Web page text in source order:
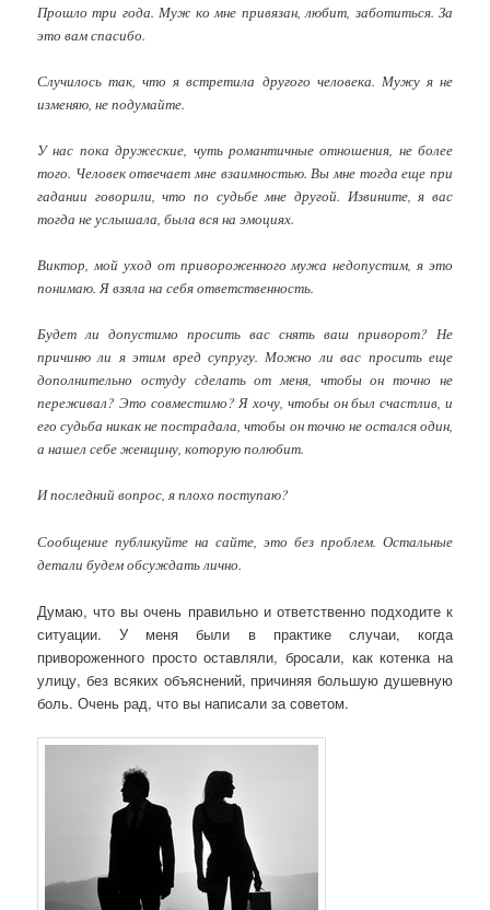
Прошло три года. Муж ко мне привязан, любит, заботиться. За
это вам спасибо.
Случилось так, что я встретила другого человека. Мужу я не
изменяю, не подумайте.
У нас пока дружеские, чуть романтичные отношения, не более
того. Человек отвечает мне взаимностью. Вы мне тогда еще при
гадании говорили, что по судьбе мне другой. Извините, я вас
тогда не услышала, была вся на эмоциях.
Виктор, мой уход от привороженного мужа недопустим, я это
понимаю. Я взяла на себя ответственность.
Будет ли допустимо просить вас снять ваш приворот? Не
причиню ли я этим вред супругу. Можно ли вас просить еще
дополнительно остуду сделать от меня, чтобы он точно не
переживал? Это совместимо? Я хочу, чтобы он был счастлив, и
его судьба никак не пострадала, чтобы он точно не остался один,
а нашел себе женщину, которую полюбит.
И последний вопрос, я плохо поступаю?
Сообщение публикуйте на сайте, это без проблем. Остальные
детали будем обсуждать лично.
Думаю, что вы очень правильно и ответственно подходите к
ситуации. У меня были в практике случаи, когда
привороженного просто оставляли, бросали, как котенка на
улицу, без всяких объяснений, причиняя большую душевную
боль. Очень рад, что вы написали за советом.